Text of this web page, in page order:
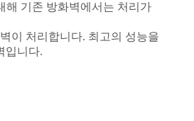
해 기존 방화벽에서는 처리가
이 처리합니다. 최고의 성능을
입니다.